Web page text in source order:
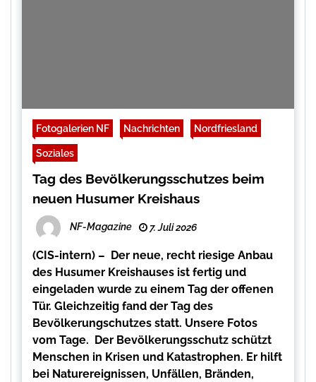
Fotogalerien NF Nachrichten Nordfriesland
Soziales
Tag des Bevölkerungsschutzes beim
neuen Husumer Kreishaus
NF-Magazine 7. Juli 2026
(CIS-intern) – Der neue, recht riesige Anbau
des Husumer Kreishauses ist fertig und
eingeladen wurde zu einem Tag der offenen
Tür. Gleichzeitig fand der Tag des
Bevölkerungschutzes statt. Unsere Fotos
vom Tage. Der Bevölkerungsschutz schützt
Menschen in Krisen und Katastrophen. Er hilft
bei Naturereignissen, Unfällen, Bränden,